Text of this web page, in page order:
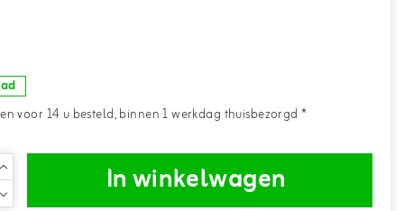
voor 14 u besteld, binnen 1 werkdag thuisbezorgd *
In winkelwagen